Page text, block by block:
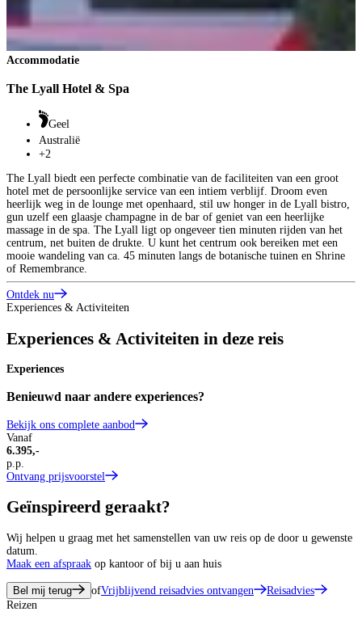
Accommodatie
The Lyall Hotel & Spa
Geel
Australië
+2
The Lyall biedt een perfecte combinatie van de faciliteiten van een groot
hotel met de persoonlijke service van een intiem verblijf. Droom even
heerlijk weg in de lounge met openhaard, stil uw honger in de Lyall bistro,
gun uzelf een glaasje champagne in de bar of geniet van een heerlijke
massage in de spa. The Lyall ligt op ongeveer tien minuten rijden van het
centrum, net buiten de drukte. U kunt het centrum ook bereiken met een
mooie wandeling van ca. 45 minuten langs de botanische tuinen en Shrine
of Remembrance.
Ontdek nu
Experiences & Activiteiten
Experiences & Activiteiten in deze reis
Experiences
Benieuwd naar andere experiences?
Bekijk ons complete aanbod
Vanaf
6.395,-
p.p.
Ontvang prijsvoorstel
Geïnspireerd geraakt?
Wij helpen u graag met het samenstellen van uw reis op de door u gewenste
datum.
Maak een afspraak op kantoor of bij u aan huis
Bel mij terug ofVrijblijvend reisadvies ontvangen
Reisadvies
Reizen